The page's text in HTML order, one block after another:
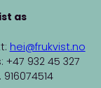
as
hei@frukvist.no
+47 932 45 327